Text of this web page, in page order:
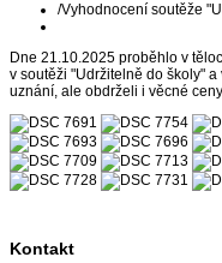
/Vyhodnocení soutěže
Dne 21.10.2025 proběhlo v
v soutěži "Udržitelně do školy"
uznání, ale obdrželi i věcné
Kontakt